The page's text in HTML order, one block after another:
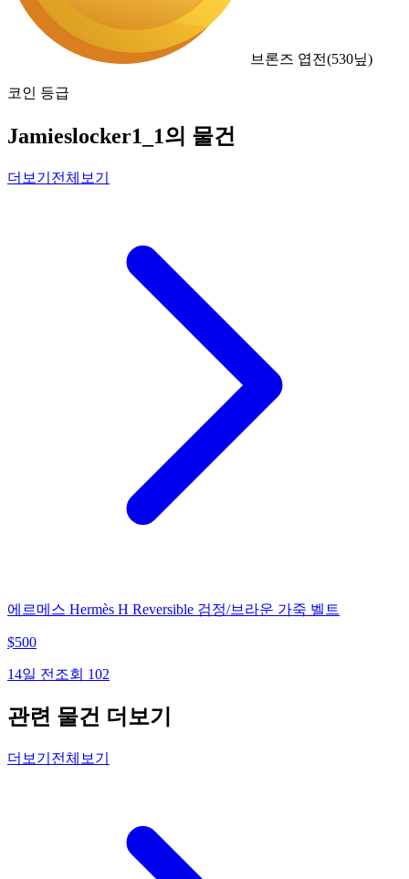
브론즈 엽전(530닢)
코인 등급
Jamieslocker1_1의 물건
더보기 전체보기
에르메스 Hermès H Reversible 검정/브라운 가죽 벨트
$500
14일 전 조회 102
관련 물건 더보기
더보기 전체보기